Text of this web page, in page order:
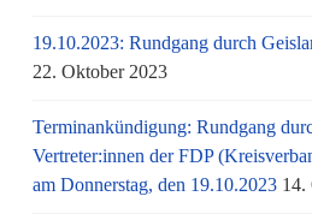
19.10.2023: Rundgang durch
22. Oktober 2023
Terminankündigung: Rundgang
Vertreter:innen der FDP
am Donnerstag, den 19.10.2023 14.